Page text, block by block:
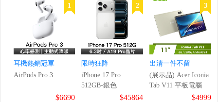
1
耳機熱銷冠軍
AirPods Pro 3
$6690
2
限時狂降
iPhone 17 Pro
512GB-銀色
$45864
3
出清一件不留
(展示品) Acer Iconia
Tab V11 平板電腦
$4999